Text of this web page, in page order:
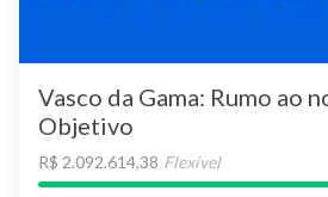
Vasco da Gama: Rumo ao
Objetivo
R$ 2.092.614,38 Flexível